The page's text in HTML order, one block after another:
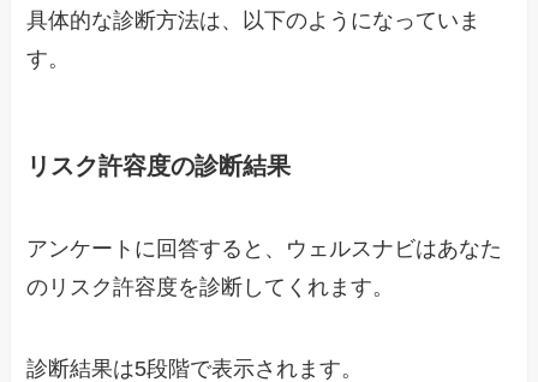
具体的な診断方法は、以下のようになっていま
す。
リスク許容度の診断結果
アンケートに回答すると、ウェルスナビはあなた
のリスク許容度を診断してくれます。
診断結果は5段階で表示されます。